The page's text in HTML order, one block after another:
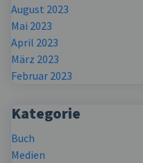
August 2023
Mai 2023
April 2023
März 2023
Februar 2023
Kategorie
Buch
Medien